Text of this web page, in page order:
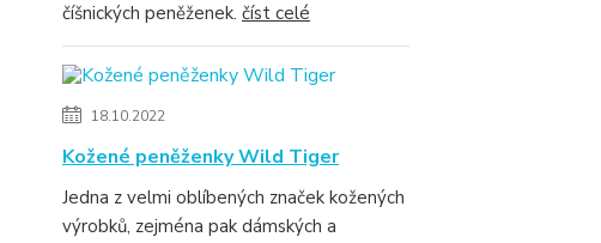
číšnických peněženek. číst celé
18.10.2022
Kožené peněženky Wild Tiger
Jedna z velmi oblíbených značek kožených
výrobků, zejména pak dámských a